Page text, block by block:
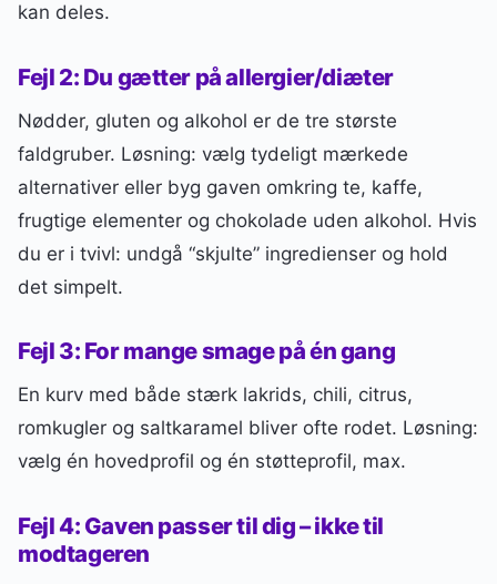
kan deles.
Fejl 2: Du gætter på allergier/diæter
Nødder, gluten og alkohol er de tre største
faldgruber. Løsning: vælg tydeligt mærkede
alternativer eller byg gaven omkring te, kaffe,
frugtige elementer og chokolade uden alkohol. Hvis
du er i tvivl: undgå “skjulte” ingredienser og hold
det simpelt.
Fejl 3: For mange smage på én gang
En kurv med både stærk lakrids, chili, citrus,
romkugler og saltkaramel bliver ofte rodet. Løsning:
vælg én hovedprofil og én støtteprofil, max.
Fejl 4: Gaven passer til dig – ikke til
modtageren